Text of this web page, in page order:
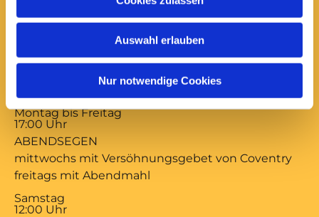
Auswahl erlauben
Nur notwendige Cookies
Anfrage und Anforderung kirchlicher
Bescheinigungen
Montag bis Freitag
17:00 Uhr
ABENDSEGEN
mittwochs mit Versöhnungsgebet von Coventry
freitags mit Abendmahl
Samstag
12:00 Uhr